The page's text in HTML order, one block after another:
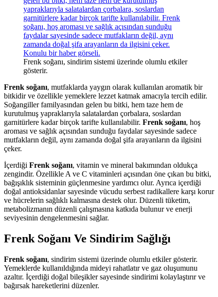
Frenk soğanı, sindirim sistemi üzerinde olumlu etkiler
gösterir.
Frenk soğanı, mutfaklarda yaygın olarak kullanılan aromatik bir
bitkidir ve özellikle yemeklere lezzet katmak amacıyla tercih edilir.
Soğangiller familyasından gelen bu bitki, hem taze hem de
kurutulmuş yapraklarıyla salatalardan çorbalara, soslardan
garnitürlere kadar birçok tarifte kullanılabilir. Frenk soğanı, hoş
aroması ve sağlık açısından sunduğu faydalar sayesinde sadece
mutfakların değil, aynı zamanda doğal şifa arayanların da ilgisini
çeker.
İçerdiği Frenk soğanı, vitamin ve mineral bakımından oldukça
zengindir. Özellikle A ve C vitaminleri açısından öne çıkan bu bitki,
bağışıklık sisteminin güçlenmesine yardımcı olur. Ayrıca içerdiği
doğal antioksidanlar sayesinde vücudu serbest radikallere karşı korur
ve hücrelerin sağlıklı kalmasına destek olur. Düzenli tüketim,
metabolizmanın düzenli çalışmasına katkıda bulunur ve enerji
seviyesinin dengelenmesini sağlar.
Frenk Soğanı Ve Sindirim Sağlığı
Frenk soğanı, sindirim sistemi üzerinde olumlu etkiler gösterir.
Yemeklerde kullanıldığında mideyi rahatlatır ve gaz oluşumunu
azaltır. İçerdiği doğal bileşikler sayesinde sindirimi kolaylaştırır ve
bağırsak hareketlerini düzenler.